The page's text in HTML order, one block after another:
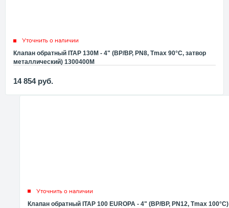
Уточнить о наличии
Клапан обратный ITAP 130M - 4" (ВР/ВР, PN8, Tmax 90°C, затвор
металлический) 1300400M
14 854 руб.
Уточнить о наличии
Клапан обратный ITAP 100 EUROPA - 4" (ВР/ВР, PN12, Tmax 100°С)